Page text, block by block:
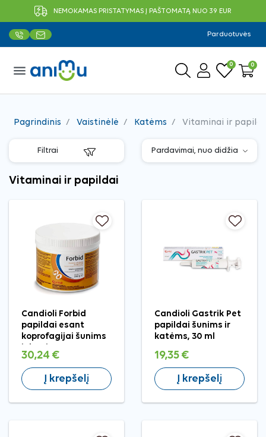
NEMOKAMAS PRISTATYMAS Į PAŠTOMATĄ NUO 39 EUR
Parduotuvės
menu 0 0
Pagrindinis Vaistinėlė Katėms Vitaminai ir
Filtrai
Vitaminai ir papildai
Candioli Forbid
papildai esant
koprofagijai šunims
30,24 €
Į krepšelį
Candioli Gastrik Pet
papildai šunims ir
katėms, 30 ml
19,35 €
Į krepšelį